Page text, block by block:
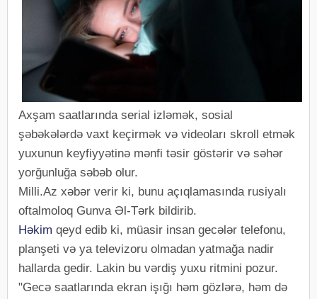
Axşam saatlarında serial izləmək, sosial
şəbəkələrdə vaxt keçirmək və videoları skroll etmək
yuxunun keyfiyyətinə mənfi təsir göstərir və səhər
yorğunluğa səbəb olur.
Milli.Az xəbər verir ki, bunu açıqlamasında rusiyalı
oftalmoloq Gunva Əl-Tərk bildirib.
Həkim qeyd edib ki, müasir insan gecələr telefonu,
planşeti və ya televizoru olmadan yatmağa nadir
hallarda gedir. Lakin bu vərdiş yuxu ritmini pozur.
"Gecə saatlarında ekran işığı həm gözlərə, həm də